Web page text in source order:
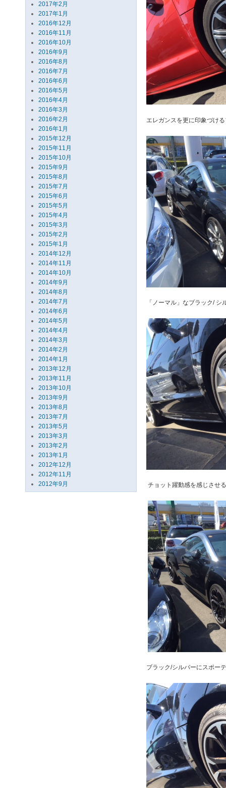
2017年2月
2017年1月
2016年12月
2016年11月
2016年10月
2016年9月
2016年8月
2016年7月
2016年6月
2016年5月
2016年4月
2016年3月
2016年2月
2016年1月
2015年12月
2015年11月
2015年10月
2015年9月
2015年8月
2015年7月
2015年6月
2015年5月
2015年4月
2015年3月
2015年2月
2015年1月
2014年12月
2014年11月
2014年10月
2014年9月
2014年8月
2014年7月
2014年6月
2014年5月
2014年4月
2014年3月
2014年2月
2014年1月
2013年12月
2013年11月
2013年10月
2013年9月
2013年8月
2013年7月
2013年5月
2013年3月
2013年2月
2013年1月
2012年12月
2012年11月
2012年9月
エレガンスを更に印象づけ
「ノーマル」なブラック/ シ
チョット躍動感を感じさせ
ブラック/シルバーにスポー